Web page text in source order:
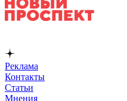
Реклама
Контакты
Статьи
Мнения